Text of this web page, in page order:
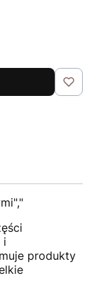
i
produkty